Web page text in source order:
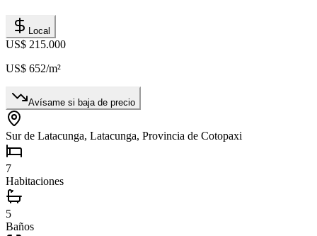
Local
US$ 215.000
US$ 652/m²
Avísame si baja de precio
Sur de Latacunga, Latacunga, Provincia de Cotopaxi
7
Habitaciones
5
Baños